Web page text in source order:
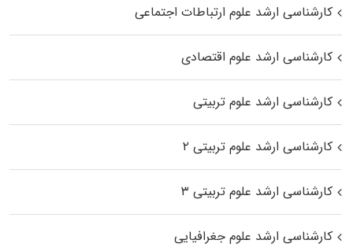
کارشناسی ارشد علوم ارتباطات اجتماعی
کارشناسی ارشد علوم اقتصادی
کارشناسی ارشد علوم تربیتی
کارشناسی ارشد علوم تربیتی ۲
کارشناسی ارشد علوم تربیتی ۳
کارشناسی ارشد علوم جغرافیایی